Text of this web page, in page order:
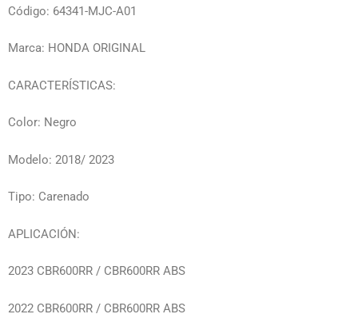
Código: 64341-MJC-A01
Marca: HONDA ORIGINAL
CARACTERÍSTICAS:
Color: Negro
Modelo: 2018/ 2023
Tipo: Carenado
APLICACIÓN:
2023 CBR600RR / CBR600RR ABS
2022 CBR600RR / CBR600RR ABS